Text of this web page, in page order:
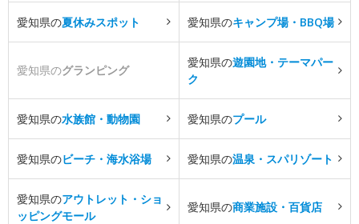
愛知県の夏休みスポット 愛知県のキャンプ場・BBQ場
愛知県のグランピング
愛知県の遊園地・テーマパー
ク
愛知県の水族館・動物園 愛知県のプール
愛知県のビーチ・海水浴場 愛知県の温泉・スパリゾート
愛知県のアウトレット・ショ
ッピングモール
愛知県の商業施設・百貨店